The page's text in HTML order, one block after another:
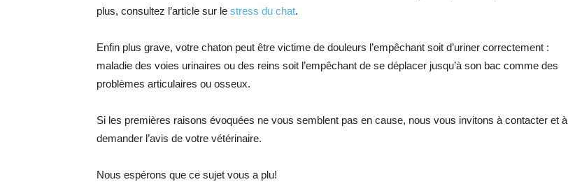
plus, consultez l’article sur le stress du chat.
Enfin plus grave, votre chaton peut être victime de douleurs l’empêchant soit d’uriner correctement :
maladie des voies urinaires ou des reins soit l’empêchant de se déplacer jusqu’à son bac comme des
problèmes articulaires ou osseux.
Si les premières raisons évoquées ne vous semblent pas en cause, nous vous invitons à contacter et à
demander l’avis de votre vétérinaire.
Nous espérons que ce sujet vous a plu!